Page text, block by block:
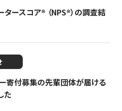
ースコア®︎ （NPS®︎）の調査結
ー寄付募集の先輩団体が届ける
た